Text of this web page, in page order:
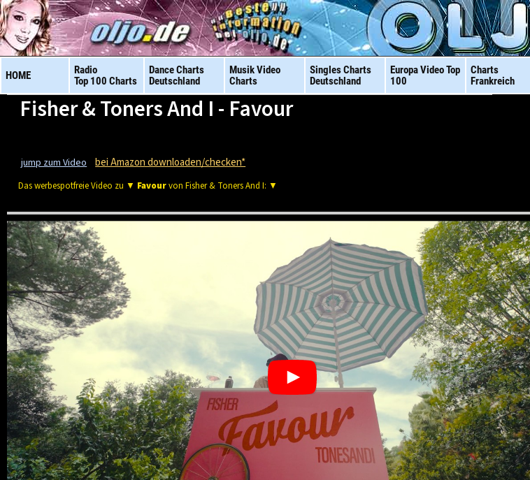
HOME
Radio
Top 100 Charts
Dance Charts
Deutschland
Musik Video
Charts
Singles Charts
Deutschland
Europa VideoTop
100
Charts
Frankreich
Fisher & Toners And I - Favour
jump zum Video bei Amazon downloaden/checken*
Das werbespotfreie Video zu ▼ Favourvon Fisher & Toners And I: ▼